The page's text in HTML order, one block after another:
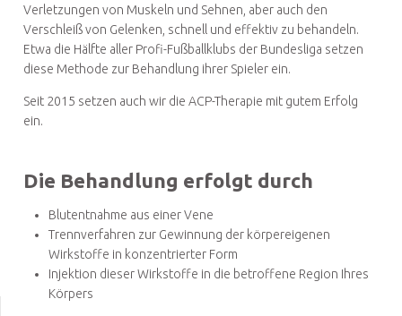
Verletzungen von Muskeln und Sehnen, aber auch den
Verschleiß von Gelenken, schnell und effektiv zu behandeln.
Etwa die Hälfte aller Profi-Fußballklubs der Bundesliga setzen
diese Methode zur Behandlung ihrer Spieler ein.
Seit 2015 setzen auch wir die ACP-Therapie mit gutem Erfolg
ein.
Die Behandlung erfolgt durch
Blutentnahme aus einer Vene
Trennverfahren zur Gewinnung der körpereigenen
Wirkstoffe in konzentrierter Form
Injektion dieser Wirkstoffe in die betroffene Region Ihres
Körpers